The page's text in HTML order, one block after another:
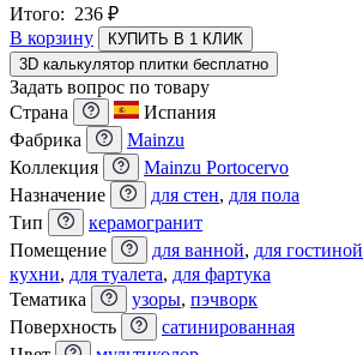
Итого: 236 ₽
В корзину
КУПИТЬ В 1 КЛИК
3D калькулятор плитки бесплатно
Задать вопрос по товару
Страна
Испания
Фабрика
Mainzu
Коллекция
Mainzu Portocervo
Назначение
для стен, для пола
Тип
керамогранит
Помещение
для ванной, для гостиной
кухни, для туалета, для фартука
Тематика
узоры, пэчворк
Поверхность
сатинированная